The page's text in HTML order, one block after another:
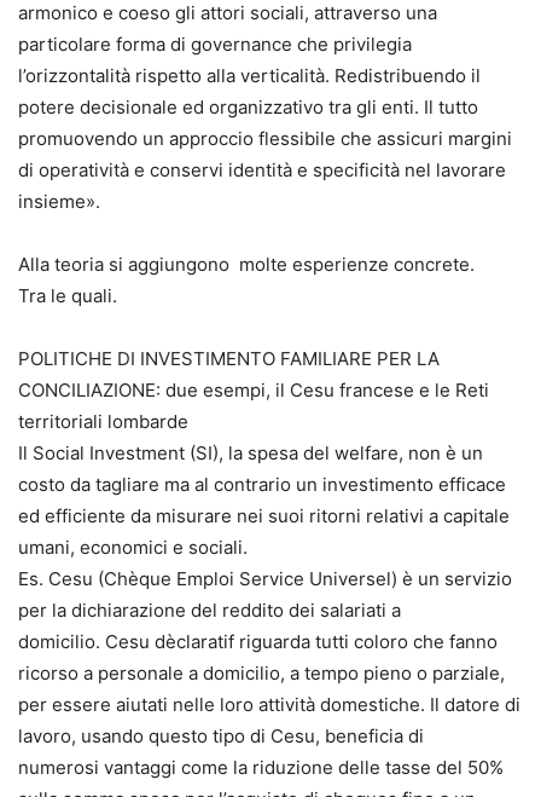
armonico e coeso gli attori sociali, attraverso una
particolare forma di governance che privilegia
l’orizzontalità rispetto alla verticalità. Redistribuendo il
potere decisionale ed organizzativo tra gli enti. Il tutto
promuovendo un approccio flessibile che assicuri margini
di operatività e conservi identità e specificità nel lavorare
insieme».
Alla teoria si aggiungono molte esperienze concrete.
Tra le quali.
POLITICHE DI INVESTIMENTO FAMILIARE PER LA
CONCILIAZIONE: due esempi, il Cesu francese e le Reti
territoriali lombarde
Il Social Investment (SI), la spesa del welfare, non è un
costo da tagliare ma al contrario un investimento efficace
ed efficiente da misurare nei suoi ritorni relativi a capitale
umani, economici e sociali.
Es. Cesu (Chèque Emploi Service Universel) è un servizio
per la dichiarazione del reddito dei salariati a
domicilio. Cesu dèclaratif riguarda tutti coloro che fanno
ricorso a personale a domicilio, a tempo pieno o parziale,
per essere aiutati nelle loro attività domestiche. Il datore di
lavoro, usando questo tipo di Cesu, beneficia di
numerosi vantaggi come la riduzione delle tasse del 50%